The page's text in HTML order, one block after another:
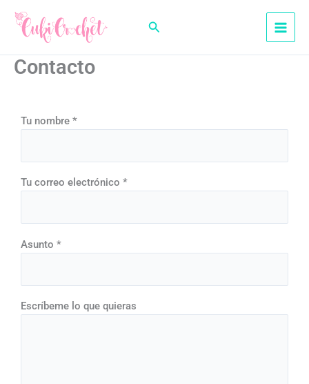
contenido
Buscar
Contacto
Tu nombre *
Tu correo electrónico *
Asunto *
Escríbeme lo que quieras